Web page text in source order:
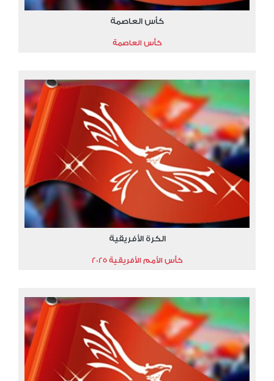
كأس العاصمة
كأس العاصمة
الكرة الأفريقية
كأس الأمم الأفريقية 2025